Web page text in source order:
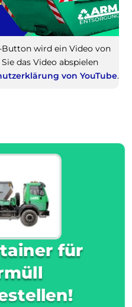
wird ein Video von
das Video abspielen
von YouTube.
für